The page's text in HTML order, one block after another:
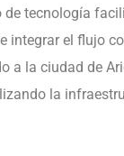
tecnología
integrar el flujo
a la ciudad de
la